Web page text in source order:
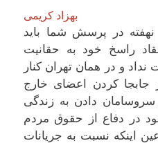
بهزاد کریمی
نهفته در پرسش شما باید
راسخ خود به حقانیت
و در همان تهران کنار
کردن اعضای خارج
دادن به زندگی
در دفاع از حقوق مردم
اینکه نسبت به جریانات